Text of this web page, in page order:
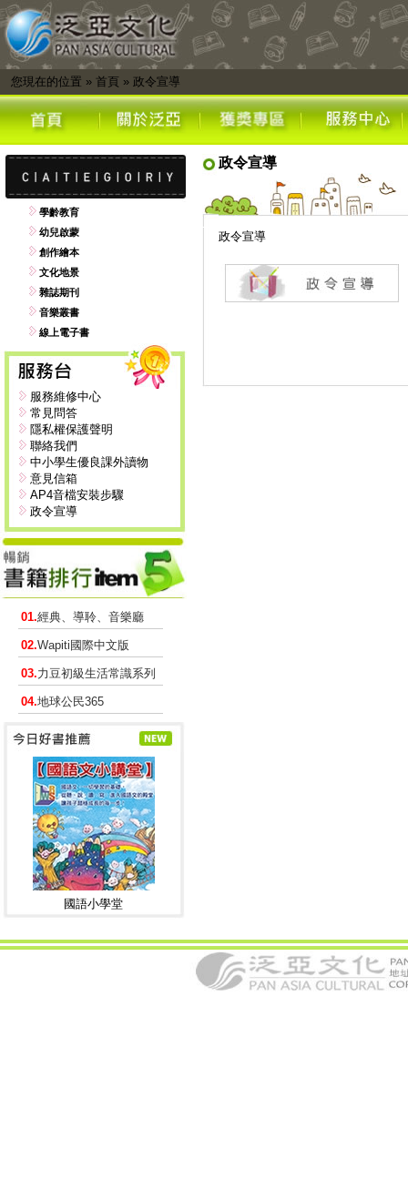
您現在的位置 » 首頁 » 政令宣導
學齡教育
幼兒啟蒙
創作繪本
文化地景
雜誌期刊
音樂叢書
線上電子書
服務維修中心
常見問答
隱私權保護聲明
聯絡我們
中小學生優良課外讀物
意見信箱
AP4音檔安裝步驟
政令宣導
01.經典、導聆、音樂廳
02.Wapiti國際中文版
03.力豆初級生活常識系列
04.地球公民365
國語小學堂
政令宣導
政令宣導